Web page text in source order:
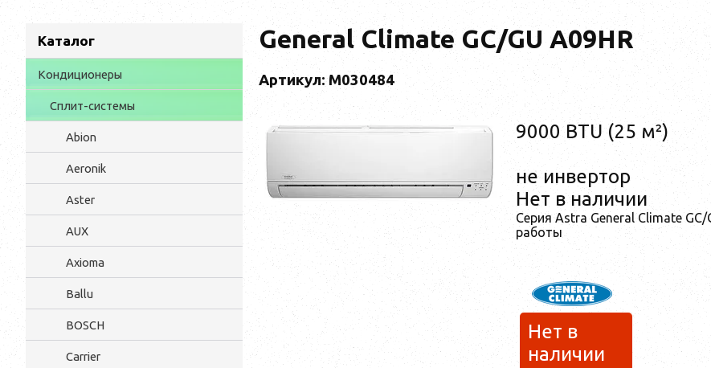
Каталог
Кондиционеры
Сплит-системы
Abion
Aeronik
Aster
AUX
Axioma
Ballu
BOSCH
Carrier
General Climate GC/GU A09HR
Артикул: М030484
9000 BTU (25 м²)
не инвертор
Нет в наличии
Серия Astra General Climate
работы
Нет в
наличии